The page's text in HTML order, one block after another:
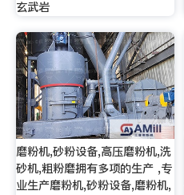
玄武岩
磨粉机,砂粉设备,高压磨粉机,洗
砂机,粗粉磨拥有多项的生产 ,专
业生产磨粉机,砂粉设备,磨粉机,